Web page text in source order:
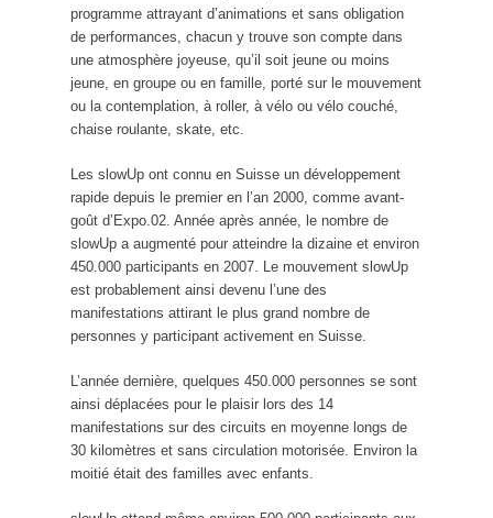
programme attrayant d’animations et sans obligation
de performances, chacun y trouve son compte dans
une atmosphère joyeuse, qu’il soit jeune ou moins
jeune, en groupe ou en famille, porté sur le mouvement
ou la contemplation, à roller, à vélo ou vélo couché,
chaise roulante, skate, etc.
Les slowUp ont connu en Suisse un développement
rapide depuis le premier en l’an 2000, comme avant-
goût d’Expo.02. Année après année, le nombre de
slowUp a augmenté pour atteindre la dizaine et environ
450.000 participants en 2007. Le mouvement slowUp
est probablement ainsi devenu l’une des
manifestations attirant le plus grand nombre de
personnes y participant activement en Suisse.
L’année dernière, quelques 450.000 personnes se sont
ainsi déplacées pour le plaisir lors des 14
manifestations sur des circuits en moyenne longs de
30 kilomètres et sans circulation motorisée. Environ la
moitié était des familles avec enfants.